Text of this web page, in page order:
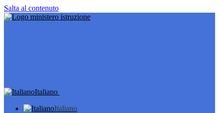
Salta al contenuto
Italiano
Italiano